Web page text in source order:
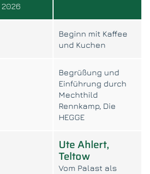
2026
Beginn mit Kaffee
und Kuchen
Begrüßung und
Einführung durch
Mechthild
Rennkamp, Die
HEGGE
Ute Ahlert,
Teltow
Vom Palast als